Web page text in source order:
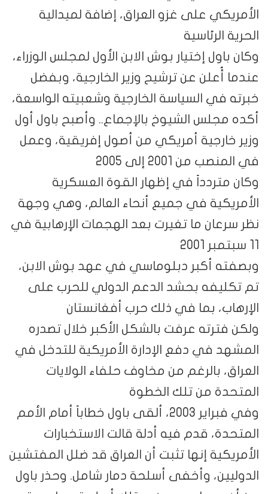
الأمريكي على غزو العراق، إضافة لميدالية
الحرية الرئاسية
وكان باول إختيار بوش الابن الأول لمجلس الوزراء،
عندما أُعلن عن ترشيح وزير الخارجية، وبفضل
خبرته في السياسة الخارجية وشعبيته الواسعة،
أكده مجلس الشيوخ بالإجماع.. وأصبح باول أول
وزير خارجية أمريكي من أصول إفريقية، وعمل
في المنصب من 2001 إلى 2005
وكان متردداً في إظهار القوة العسكرية
الأمريكية في جميع أنحاء العالم، وهي وجهة
نظر سرعان ما تغيرت بعد الهجمات الإرهابية في
11 سبتمبر 2001
وبصفته أكبر دبلوماسي في عهد بوش الابن،
تم تكليفه بحشد الدعم الدولي للحرب على
الإرهاب، بما في ذلك حرب أفغانستان
ولكن فترته عرفت بالشكل الأكبر خلال تصدره
المشهد في دفع الإدارة الأمريكية للتدخل في
العراق، بالرغم من مخاوف حلفاء الولايات
المتحدة من تلك الخطوة
وفي فبراير 2003، ألقى باول خطاباً أمام الأمم
المتحدة، قدم فيه أدلة قالت الاستخبارات
الأمريكية إنها تثبت أن العراق قد ضلل المفتشين
الدوليين، وأخفى أسلحة دمار شامل. وحذر باول